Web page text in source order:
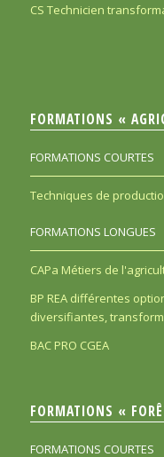
CS Technicien
FORMATIONS «
FORMATIONS COURTES
Techniques de
FORMATIONS LONGUES
CAPa Métiers de
BP REA différentes
diversifiantes,
BAC PRO CGEA
FORMATIONS «
FORMATIONS COURTES